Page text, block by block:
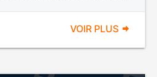
VOIR PLUS